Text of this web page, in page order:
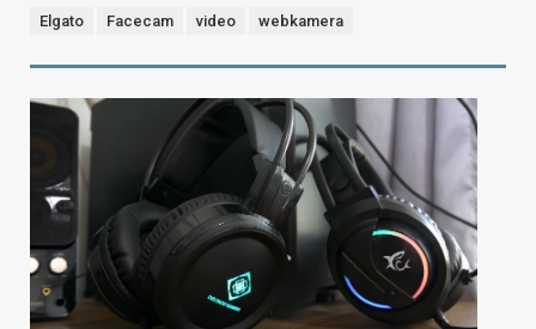
Elgato Facecam video webkamera